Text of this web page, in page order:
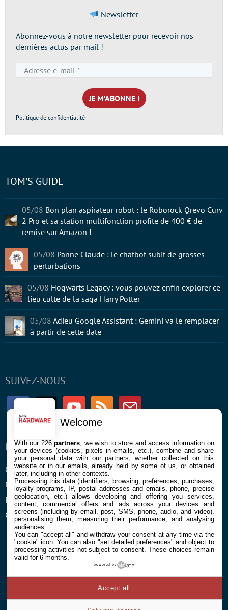
Newsletter
Abonnez-vous à notre newsletter pour recevoir nos
dernières actus par mail !
e-
mail
*
Politique de confidentialité
SUIVEZ-NOUS
FacebookTwitter Youtube RSS Newsletter
ENTREPRISE
Confidentialité et Cookies
Mentions légales et CGU
Préférences Cookies
Qui sommes nous
À PROPOS
Contact
TOM'S GUIDE
05/08 Bon plan aspirateur robot : le Roborock Qrevo Curv
2 Pro et sa station multifonction profite de 400 € de
remise sur Amazon !
05/08 Panne Claude : le chatbot subit de grosses
perturbations
05/08 Hogwarts Legacy : vous pouvez enfin explorer ce
lieu culte de la saga Harry Potter
05/08 Adieu Google Assistant : Gemini va le remplacer
à partir de cette date
Welcome
With our 226partners , we wish to store and access information on
your devices (cookies, pixels in emails, etc.), combine and share
your personal data with our partners, whether collected on this
website or in our emails, already held by some of us, or obtained
later, including in other contexts.
Processing this data (identifiers, browsing, preferences, purchases,
loyalty programs, IP, postal addresses and emails, phone, precise
geolocation, etc.) allows developing and offering you services,
content, commercial offers and ads across your devices and
screens (including by email, post, SMS, phone, audio, and video),
personalising them, measuring their performance, and analysing
audiences.
You can "accept all" and withdraw your consent at any time via the
"cookie" icon. You can also "set detailed preferences" and object to
processing activities not subject to consent. These choices remain
valid for 6 months.
powered by
Accept all